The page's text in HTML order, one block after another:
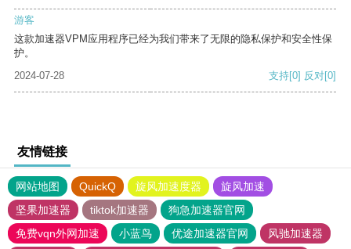
游客
这款加速器VPM应用程序已经为我们带来了无限的隐私保护和安全性保
护。
2024-07-28
支持[0] 反对[0]
友情链接
网站地图 QuickQ 旋风加速度器
旋风加速
坚果加速器
tiktok加速器
狗急加速器官网
免费vqn外网加速
小蓝鸟 优途加速器官网
风驰加速器